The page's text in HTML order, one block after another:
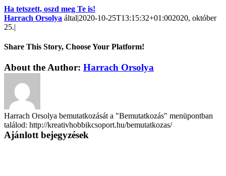
Ha tetszett, oszd meg Te is!
Harrach Orsolya által|2020-10-25T13:15:32+01:002020, október
25.|
Share This Story, Choose Your Platform!
About the Author: Harrach Orsolya
Harrach Orsolya bemutatkozását a "Bemutatkozás" menüpontban
találod: http://kreativhobbikcsoport.hu/bemutatkozas/
Ajánlott bejegyzések